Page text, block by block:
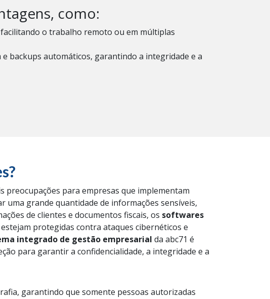
como:
o trabalho remoto ou em múltiplas
backups automáticos, garantindo a integridade e a
preocupações para empresas que implementam
uma grande quantidade de informações sensíveis,
de clientes e documentos fiscais, os softwares
protegidas contra ataques cibernéticos e
integrado de gestão empresarial da abc71 é
para garantir a confidencialidade, a integridade e a
garantindo que somente pessoas autorizadas